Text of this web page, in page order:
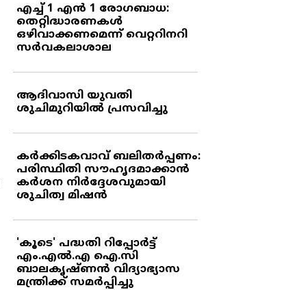
എച്ച് 1 എന്‍ 1 രോഗബാധ:
തെറ്റിദ്ധാരണകള്‍
ഒഴിവാക്കണമെന്ന് വെറ്ററിനറി
സര്‍വകലാശാല
ആദിവാസി യുവതി
ശുചിമുറിയില്‍ പ്രസവിച്ചു
കര്‍ക്കിടകവാവ് ബലിതര്‍പ്പണം:
പരിസ്ഥിതി സൗഹൃദമാക്കാന്‍
കര്‍ശന നിര്‍ദ്ദേശവുമായി
ശുചിത്വ മിഷന്‍
'കൂടെ' പദ്ധതി റിപ്പോര്‍ട്ട്
എം.എല്‍.എ ഐ.സി
ബാലകൃഷ്ണന്‍ വിദ്യാഭ്യാസ
മന്ത്രിക്ക് സമര്‍പ്പിച്ചു